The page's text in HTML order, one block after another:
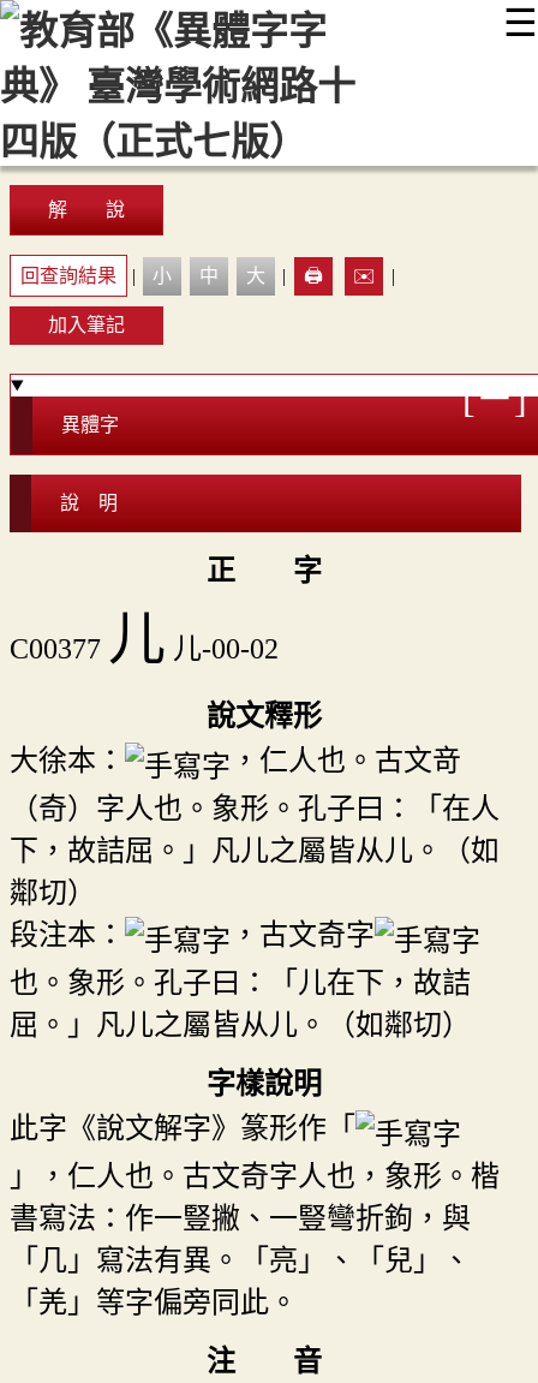
☰
::: 最新消息 常見問題 編輯說明
顯示模式
網站導覽
解 說
回查詢結果 | 小 中 大 | 🖨️ ✉️ |
加入筆記
異體字
說 明
正 字
C00377 儿 儿-00-02
說文釋形
大徐本：
，仁人也。古文竒
（奇）字人也。象形。孔子曰：「在人
下，故詰屈。」凡儿之屬皆从儿。（如
鄰切）
段注本：
，古文奇字
也。象形。孔子曰：「儿在下，故詰
屈。」凡儿之屬皆从儿。（如鄰切）
字樣說明
此字《說文解字》篆形作「
」，仁人也。古文奇字人也，象形。楷
書寫法：作一豎撇、一豎彎折鉤，與
「几」寫法有異。「亮」、「兒」、
「羌」等字偏旁同此。
注 音